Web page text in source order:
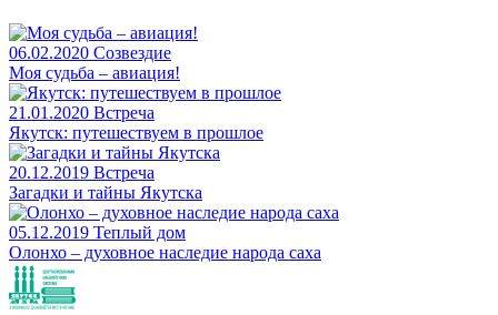
06.02.2020 Созвездие
Моя судьба – авиация!
21.01.2020 Встреча
Якутск: путешествуем в прошлое
20.12.2019 Встреча
Загадки и тайны Якутска
05.12.2019 Теплый дом
Олонхо – духовное наследие народа саха